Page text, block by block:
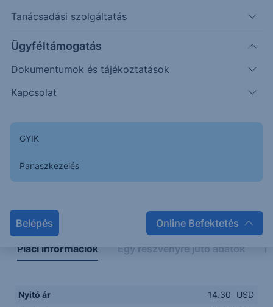
Tanácsadási szolgáltatás
Ügyféltámogatás
Dokumentumok és tájékoztatások
Kapcsolat
GYIK
Panaszkezelés
Belépés Online Befektetés
14.0000
Napon belüli Historikus
Piaci információk Egy részvényre jutó adatok
Nyitó ár 14.30
USD